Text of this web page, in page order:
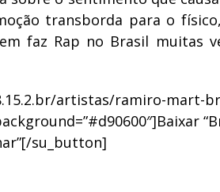
transborda para o
faz Rap no Brasil muitas
artistas/ramiro-mart-
su_button]